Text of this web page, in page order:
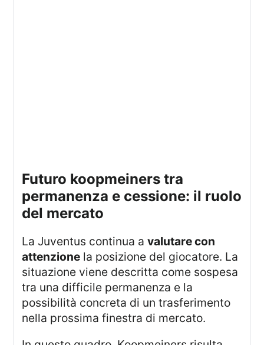
futuro koopmeiners tra
permanenza e cessione: il ruolo
del mercato
La Juventus continua avalutare con
attenzione la posizione del giocatore. La
situazione viene descritta come sospesa
tra una difficile permanenza e la
possibilità concreta di un trasferimento
nella prossima finestra di mercato.